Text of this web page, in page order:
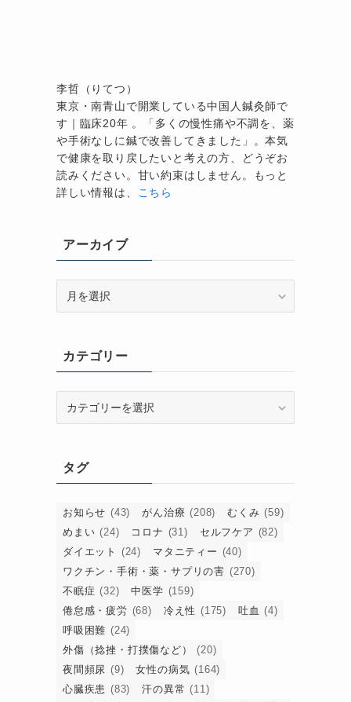
李哲（りてつ）
東京・南青山で開業している中国人鍼灸師で
す｜臨床20年 。「多くの慢性痛や不調を、薬
や手術なしに鍼で改善してきました」。本気
で健康を取り戻したいと考えの方、どうぞお
読みください。甘い約束はしません。もっと
詳しい情報は、 こちら
アーカイブ
ブカテゴリー
ータグ
お知らせ (43) がん治療 (208) むくみ (59)
めまい (24) コロナ (31) セルフケア (82)
ダイエット
(24) マタニティー (40)
ワクチン・手術・薬・サプリの害 (270)
不眠症 (32) 中医学 (159)
倦怠感・疲労 (68) 冷え性 (175) 吐血 (4)
呼吸困難 (24)
外傷（捻挫・打撲傷など）
(20)
夜間頻尿 (9) 女性の病気 (164)
心臓疾患 (83) 汗の異常 (11)